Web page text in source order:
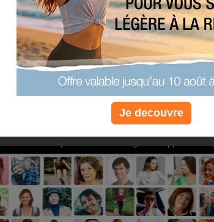
PLUS
EFFICACE
PLUS
SANTÉ
Non, je préfère le régime gratuit
Je decouvre